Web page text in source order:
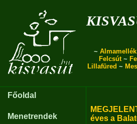
~ Almamellék
Felcsút~
Lillafüred ~
Főoldal
Menetrendek
éves a